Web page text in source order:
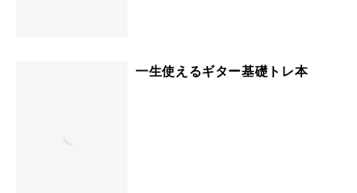
一生使えるギター基礎トレ本